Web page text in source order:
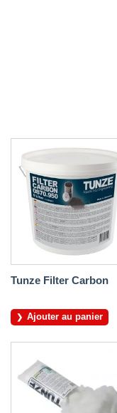
Tunze Filter Carbon
Ajouter au panier